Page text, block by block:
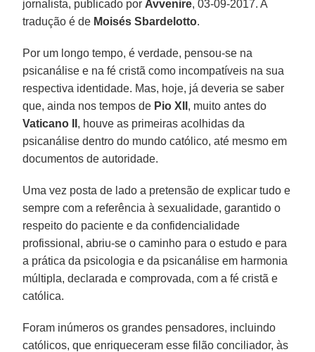
jornalista, publicado por Avvenire, 03-09-2017. A
tradução é de Moisés Sbardelotto.
Por um longo tempo, é verdade, pensou-se na
psicanálise e na fé cristã como incompatíveis na sua
respectiva identidade. Mas, hoje, já deveria se saber
que, ainda nos tempos de Pio XII , muito antes do
Vaticano II , houve as primeiras acolhidas da
psicanálise dentro do mundo católico, até mesmo em
documentos de autoridade.
Uma vez posta de lado a pretensão de explicar tudo e
sempre com a referência à sexualidade, garantido o
respeito do paciente e da confidencialidade
profissional, abriu-se o caminho para o estudo e para
a prática da psicologia e da psicanálise em harmonia
múltipla, declarada e comprovada, com a fé cristã e
católica.
Foram inúmeros os grandes pensadores, incluindo
católicos, que enriqueceram esse filão conciliador, às